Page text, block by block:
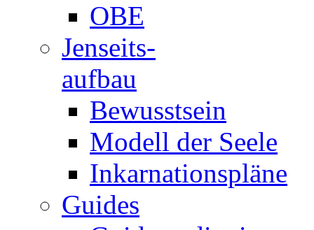
OBE
Jenseits-
aufbau
Bewusstsein
Modell der Seele
Inkarnationspläne
Guides